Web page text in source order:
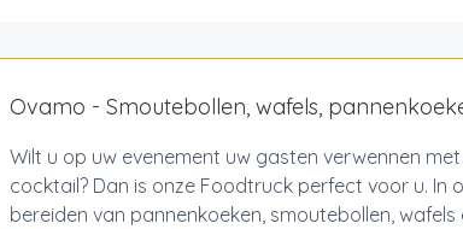
Ovamo - Smoutebollen, wafels,
Wilt u op uw evenement uw gasten verwennen
cocktail? Dan is onze Foodtruck perfect voor u. In
bereiden van pannenkoeken, smoutebollen,